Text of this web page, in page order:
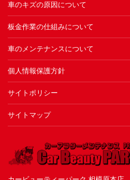
車のキズの原因について
板金作業の仕組みについて
車のメンテナンスについて
個人情報保護方針
サイトポリシー
サイトマップ